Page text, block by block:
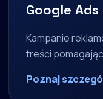
Google Ads
Kampanie
treści
Poznaj